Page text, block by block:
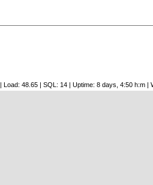
| Load: 48.65 | SQL: 14 | Uptime: 8 days, 4:50 h:m